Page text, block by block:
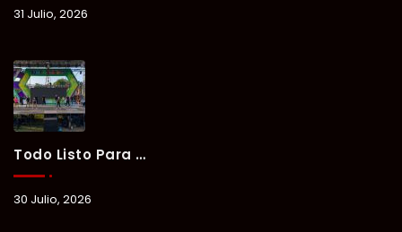
31 Julio, 2026
Todo Listo Para “Verano Xul-Há 2026”; Un Fin De Semana De Deporte, Música Y Convivencia Familiar.
30 Julio, 2026